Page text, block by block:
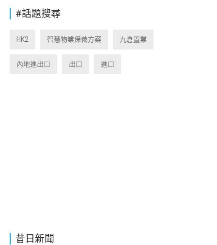
昔日新聞
#話題搜尋
HK2 智慧物業保養方案 九倉置業
內地進出口 出口 進口